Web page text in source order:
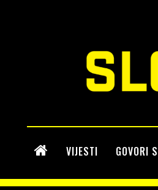
VIJESTI GOVORI